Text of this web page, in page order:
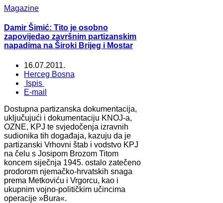
Magazine
Damir Šimić: Tito je osobno
zapovijedao završnim partizanskim
napadima na Široki Brijeg i Mostar
16.07.2011.
Herceg Bosna
Ispis
E-mail
Dostupna partizanska dokumentacija,
uključujući i dokumentaciju KNOJ-a,
OZNE, KPJ te svjedočenja izravnih
sudionika tih događaja, kazuju da je
partizanski Vrhovni štab i vodstvo KPJ
na čelu s Josipom Brozom Titom
koncem siječnja 1945. ostalo zatečeno
prodorom njemačko-hrvatskih snaga
prema Metkoviću i Vrgorcu, kao i
ukupnim vojno-političkim učincima
operacije »Bura«.